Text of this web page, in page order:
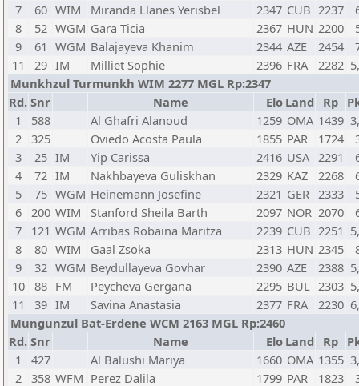
7
60 WIM Miranda Llanes Yerisbel 2347 CUB 2237
8
52 WGM Gara Ticia 2367 HUN 2200
9
61 WGM Balajayeva Khanim 2344 AZE 2454
11
29 IM Milliet Sophie 2396 FRA 2282
Munkhzul Turmunkh WIM 2277 MGL Rp:2347
Rd. Snr Name Elo Land Rp
1
588 Al Ghafri Alanoud 1259 OMA 1439
2 325 Oviedo Acosta Paula 1855 PAR 1724
3
25 IM Yip Carissa 2416 USA 2291
4
72 IM Nakhbayeva Guliskhan 2329 KAZ 2268
5
75 WGM Heinemann Josefine 2321 GER 2333
6 200 WIM Stanford Sheila Barth 2097 NOR 2070
7
121 WGM Arribas Robaina Maritza 2239 CUB 2251
8
80 WIM Gaal Zsoka 2313 HUN 2345
9
32 WGM Beydullayeva Govhar 2390 AZE 2388
10 88 FM Peycheva Gergana 2295 BUL 2303
11
39 IM Savina Anastasia 2377 FRA 2230
Mungunzul Bat-Erdene WCM 2163 MGL Rp:2460
Rd. Snr Name Elo Land Rp
1
427 Al Balushi Mariya 1660 OMA 1355
2 358 WFM Perez Dalila 1799 PAR 1823